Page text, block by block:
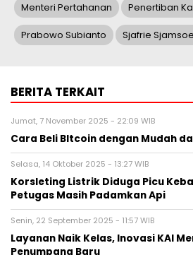
Menteri Pertahanan Penertiban
Prabowo Subianto Sjafrie
BERITA TERKAIT
Jumat, 7 November 2025 - 22:09 WIB
Cara Beli BItcoin dengan Mudah
Selasa, 14 Oktober 2025 - 13:27 WIB
Korsleting Listrik Diduga Picu
Petugas Masih Padamkan Api
Senin, 22 September 2025 - 11:57 WIB
Layanan Naik Kelas, Inovasi KAI
Penumpang Baru